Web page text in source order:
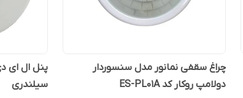
چراغ سقفی نمانور مدل سنسوردار
دولامپ روکار کد ES-PL01A
سیلندری